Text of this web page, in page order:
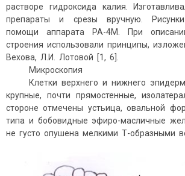
растворе гидроксида калия.
препараты и срезы вручную.
помощи аппарата РА-4М. При
строения использовали принципы,
Вехова, Л.И. Лотовой [1, 6].
Микроскопия
Клетки верхнего и нижнего
крупные, почти прямостенные,
стороне отмечены устьица, овальной
типа и бобовидные эфиро-масличные
не густо опушена мелкими Т-образными